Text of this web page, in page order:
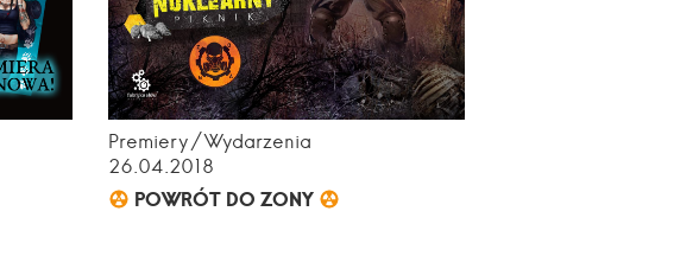
Premiery
Wydarzenia
26.04.2018
POWRÓT DO ZONY